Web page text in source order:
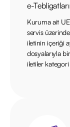
e-
Kuruma ait
servis
iletinin içeriği
dosyalarıyla
iletiler kategori